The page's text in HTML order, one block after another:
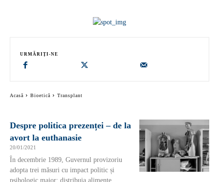
Despre politica prezenței – de la
avort la euthanasie
20/01/2021
În decembrie 1989, Guvernul provizoriu
adopta trei măsuri cu impact politic și
psihologic major: distribuia alimente
URMĂRIȚI-NE
Acasă Bioetică Transplant